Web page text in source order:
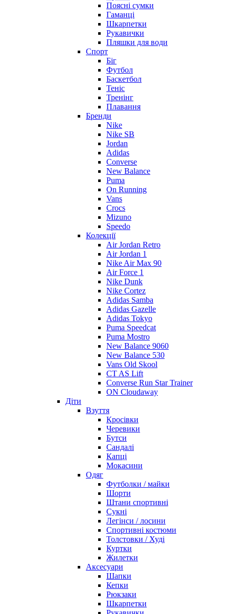
Поясні сумки
Гаманці
Шкарпетки
Рукавички
Пляшки для води
Спорт
Біг
Футбол
Баскетбол
Теніс
Тренінг
Плавання
Бренди
Nike
Nike SB
Jordan
Adidas
Converse
New Balance
Puma
On Running
Vans
Crocs
Mizuno
Speedo
Колекції
Air Jordan Retro
Air Jordan 1
Nike Air Max 90
Air Force 1
Nike Dunk
Nike Cortez
Adidas Samba
Adidas Gazelle
Adidas Tokyo
Puma Speedcat
Puma Mostro
New Balance 9060
New Balance 530
Vans Old Skool
CT AS Lift
Converse Run Star Trainer
ON Cloudaway
Діти
Взуття
Кросівки
Черевики
Бутси
Сандалі
Капці
Мокасини
Одяг
Футболки / майки
Шорти
Штани спортивні
Сукні
Легінси / лосини
Спортивні костюми
Толстовки / Худі
Куртки
Жилетки
Аксесуари
Шапки
Кепки
Рюкзаки
Шкарпетки